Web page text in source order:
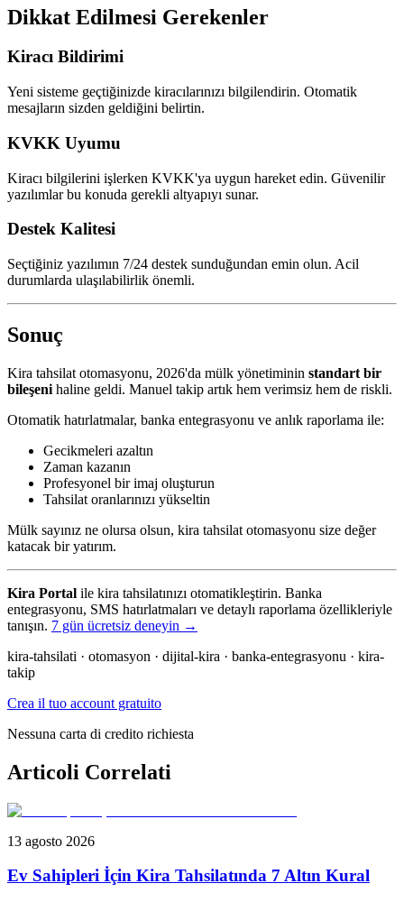
Dikkat Edilmesi Gerekenler
Kiracı Bildirimi
Yeni sisteme geçtiğinizde kiracılarınızı bilgilendirin. Otomatik
mesajların sizden geldiğini belirtin.
KVKK Uyumu
Kiracı bilgilerini işlerken KVKK'ya uygun hareket edin. Güvenilir
yazılımlar bu konuda gerekli altyapıyı sunar.
Destek Kalitesi
Seçtiğiniz yazılımın 7/24 destek sunduğundan emin olun. Acil
durumlarda ulaşılabilirlik önemli.
Sonuç
Kira tahsilat otomasyonu, 2026'da mülk yönetiminin standart bir
bileşeni haline geldi. Manuel takip artık hem verimsiz hem de riskli.
Otomatik hatırlatmalar, banka entegrasyonu ve anlık raporlama ile:
Gecikmeleri azaltın
Zaman kazanın
Profesyonel bir imaj oluşturun
Tahsilat oranlarınızı yükseltin
Mülk sayınız ne olursa olsun, kira tahsilat otomasyonu size değer
katacak bir yatırım.
Kira Portal ile kira tahsilatınızı otomatikleştirin. Banka
entegrasyonu, SMS hatırlatmaları ve detaylı raporlama özellikleriyle
tanışın. 7 gün ücretsiz deneyin →
kira-tahsilati · otomasyon · dijital-kira · banka-entegrasyonu · kira-
takip
Crea il tuo account gratuito
Nessuna carta di credito richiesta
Articoli Correlati
13 agosto 2026
Ev Sahipleri İçin Kira Tahsilatında 7 Altın Kural